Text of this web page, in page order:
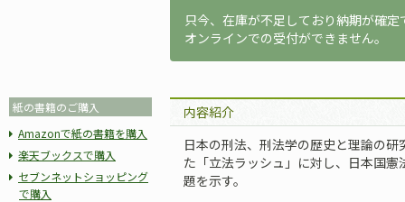
只今、在庫が不足しており納期が確定
オンラインでの受付ができません。
紙の書籍のご購入
Amazonで紙の書籍を購入
楽天ブックスで購入
セブンネットショッピング
で購入
内容紹介
日本の刑法、刑法学の歴史と理論の
た「立法ラッシュ」に対し、日本国
題を示す。